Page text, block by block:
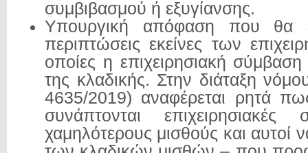
συμβιβασμού ή εξυγίανσης.
Υπουργική απόφαση που θα
περιπτώσεις εκείνες των
οποίες η επιχειρησιακή
της κλαδικής. Στην διάταξη
4635/2019) αναφέρεται ρητά
συνάπτονται επιχειρησιακές
χαμηλότερους μισθούς και αυτοί